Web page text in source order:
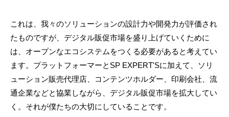
これは、我々のソリューションの設計力や開発力が評価され
たものですが、デジタル販促市場を盛り上げていくために
は、オープンなエコシステムをつくる必要があると考えてい
ます。プラットフォーマーとSP EXPERT'Sに加えて、ソリ
ューション販売代理店、コンテンツホルダー、印刷会社、流
通企業などと協業しながら、デジタル販促市場を拡大してい
く。それが僕たちの大切にしていることです。